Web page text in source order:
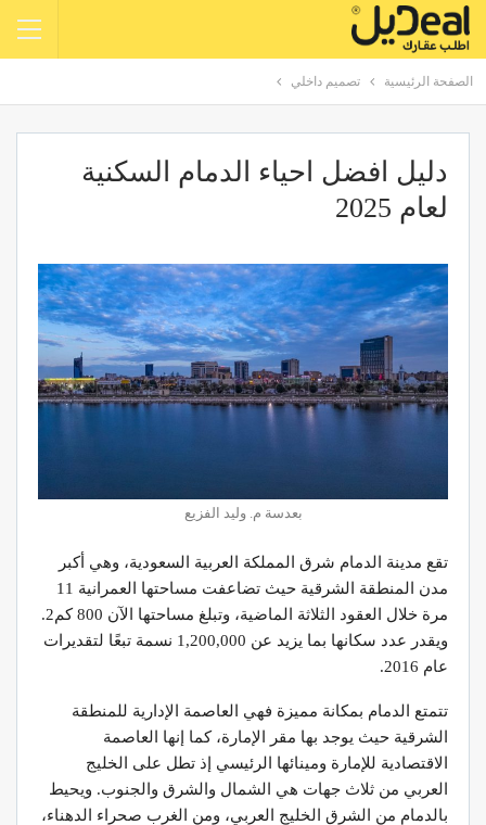
الصفحة الرئيسية تصميم داخلي
دليل افضل احياء الدمام السكنية
لعام 2025
بعدسة م. وليد الفزيع
تقع مدينة الدمام شرق المملكة العربية السعودية، وهي أكبر
مدن المنطقة الشرقية حيث تضاعفت مساحتها العمرانية 11
مرة خلال العقود الثلاثة الماضية، وتبلغ مساحتها الآن 800 كم2.
ويقدر عدد سكانها بما يزيد عن 1,200,000 نسمة تبعًا لتقديرات
عام 2016.
تتمتع الدمام بمكانة مميزة فهي العاصمة الإدارية للمنطقة
الشرقية حيث يوجد بها مقر الإمارة، كما إنها العاصمة
الاقتصادية للإمارة ومينائها الرئيسي إذ تطل على الخليج
العربي من ثلاث جهات هي الشمال والشرق والجنوب. ويحيط
بالدمام من الشرق الخليج العربي، ومن الغرب صحراء الدهناء،